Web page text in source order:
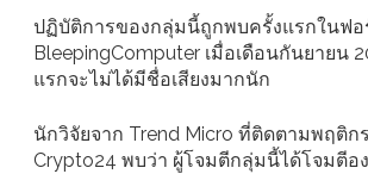
ปฏิบัติการของกลุ่มนี้ถูกพบครั้งแรกในฟอ
BleepingComputer เมื่อเดือนกันยายน
แรกจะไม่ได้มีชื่อเสียงมากนัก
นักวิจัยจาก Trend Micro ที่ติดตามพฤติก
Crypto24 พบว่า ผู้โจมตีกลุ่มนี้ได้โจมตี